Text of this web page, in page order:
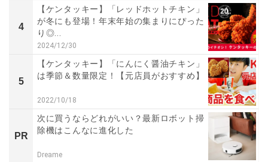
4
【ケンタッキー】「レッドホットチキン」
が冬にも登場！年末年始の集まりにぴった
り◎...
2024/12/30
5
【ケンタッキー】「にんにく醤油チキン」
は季節＆数量限定！【元店員がおすすめ】
2022/10/18
PR
次に買うならどれがいい？最新ロボット掃
除機はこんなに進化した
Dreame